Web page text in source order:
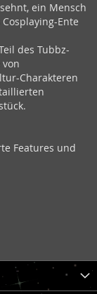
ein Mensch
Ente
des Tubbz-
Charakteren
Features und